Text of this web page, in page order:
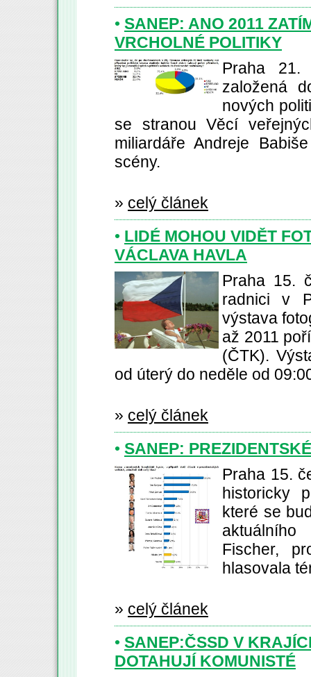
• SANEP: ANO 2011
VRCHOLNÉ POLITIKY
Praha 21.
založená
nových
se stranou Věcí
miliardáře Andreje
scény.
» celý článek
• LIDÉ MOHOU VIDĚT
VÁCLAVA HAVLA
Praha 15.
radnici v
výstava
až 2011
(ČTK).
od úterý do neděle od
» celý článek
• SANEP:
Praha 15.
historicky
které se
Fischer,
hlasovala
» celý článek
• SANEP:ČSSD V
DOTAHUJÍ KOMUNISTÉ